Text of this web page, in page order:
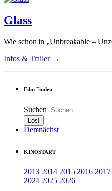
Glass
Wie schon in „Unbreakable –
Infos & Trailer →
Film Finden
Suchen
Demnächst
KINOSTART
2013 2014 2015 2016 2017
2024 2025 2026